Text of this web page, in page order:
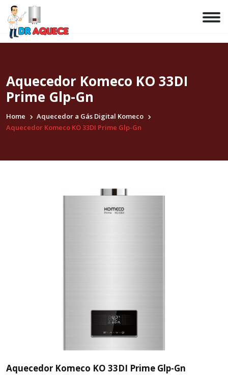
Aquecedor Komeco KO 33DI
Prime Glp-Gn
Home
Aquecedor a Gás Digital Komeco
Aquecedor Komeco KO 33DI Prime Glp-Gn
Aquecedor Komeco KO 33DI Prime Glp-Gn